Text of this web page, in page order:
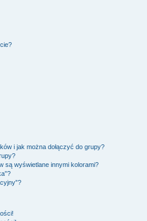
i jak można dołączyć do grupy?
są wyświetlane innymi kolorami?